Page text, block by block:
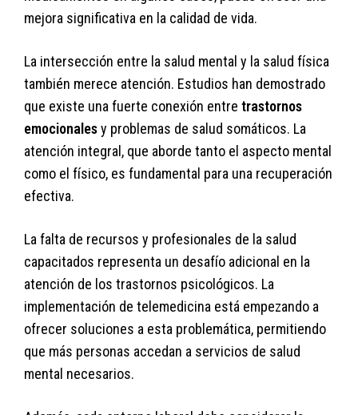
mejora significativa en la calidad de vida.
La intersección entre la salud mental y la salud física
también merece atención. Estudios han demostrado
que existe una fuerte conexión entre trastornos
emocionalesy problemas de salud somáticos. La
atención integral, que aborde tanto el aspecto mental
como el físico, es fundamental para una recuperación
efectiva.
La falta de recursos y profesionales de la salud
capacitados representa un desafío adicional en la
atención de los trastornos psicológicos. La
implementación de telemedicina está empezando a
ofrecer soluciones a esta problemática, permitiendo
que más personas accedan a servicios de salud
mental necesarios.